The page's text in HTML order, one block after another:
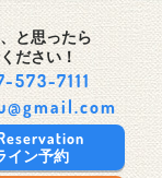
と思ったら
ださい！
573-7111
イン予約